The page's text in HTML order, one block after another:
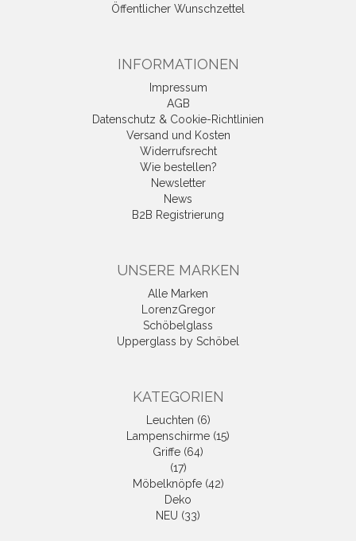
Öffentlicher Wunschzettel
INFORMATIONEN
Impressum
AGB
Datenschutz & Cookie-Richtlinien
Versand und Kosten
Widerrufsrecht
Wie bestellen?
Newsletter
News
B2B Registrierung
UNSERE MARKEN
Alle Marken
LorenzGregor
Schöbelglass
Upperglass by Schöbel
KATEGORIEN
Leuchten (6)
Lampenschirme (15)
Griffe (64)
(17)
Möbelknöpfe (42)
Deko
NEU (33)